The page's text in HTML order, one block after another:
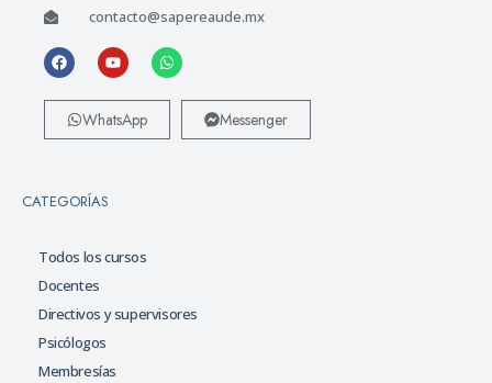
contacto@sapereaude.mx
WhatsApp Messenger
CATEGORÍAS
Todos los cursos
Docentes
Directivos y supervisores
Psicólogos
Membresías